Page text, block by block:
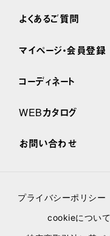
よくあるご質問
マイページ・会員登録
コーディネート
WEBカタログ
お問い合わせ
プライバシーポリシー
cookieについて